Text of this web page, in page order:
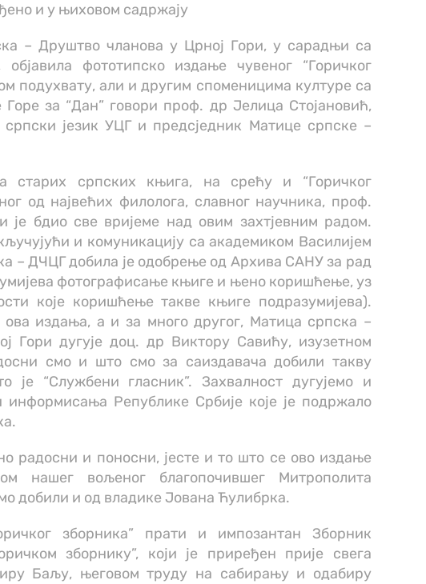
и у њиховом садржају
– Друштво чланова у Црној Гори, у сарадњи са
објавила фототипско издање чувеног “Горичког
подухвату, али и другим споменицима културе са
за “Дан” говори проф. др Јелица Стојановић,
језик УЦГ и предсједник Матице српске –
старих српских књига, на срећу и “Горичког
од највећих филолога, славног научника, проф.
је бдио све вријеме над овим захтјевним радом.
и комуникацију са академиком Василијем
– ДЧЦГ добила је одобрење од Архива САНУ за рад
фотографисање књиге и њено коришћење, уз
које коришћење такве књиге подразумијева).
ова издања, а и за много другог, Матица српска –
Гори дугује доц. др Виктору Савићу, изузетном
смо и што смо за саиздавача добили такву
је “Службени гласник”. Захвалност дугујемо и
информисања Републике Србије које је подржало
радосни и поносни, јесте и то што се ово издање
нашег вољеног благопочившег Митрополита
добили и од владике Јована Ћулибрка.
зборника” прати и импозантан Зборник
зборнику”, који је приређен прије свега
Баљу, његовом труду на сабирању и одабиру